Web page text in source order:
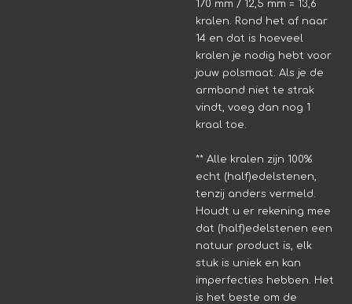
170 mm / 12,5 mm = 13,6
kralen. Rond het af naar
14 en dat is hoeveel
kralen je nodig hebt voor
jouw polsmaat. Als je de
armband niet te strak
vindt, voeg dan nog 1
kraal toe.
** Alle kralen zijn 100%
echt (half)edelstenen,
tenzij anders vermeld.
Houdt u er rekening mee
dat (half)edelstenen een
natuur product is, elk
stuk is uniek en kan
imperfecties hebben.
Het
is het beste om de